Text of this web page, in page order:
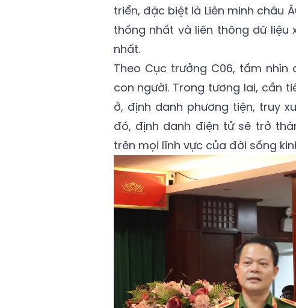
triển, đặc biệt là Liên minh châu
thống nhất và liên thông dữ
nhất.
Theo Cục trưởng C06, tầm
con người. Trong tương lai, cần
ở, định danh phương tiện, truy
đó, định danh điện tử sẽ trở
trên mọi lĩnh vực của đời sống